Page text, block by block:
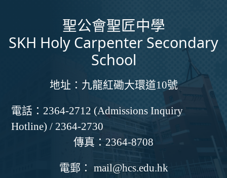
聖公會聖匠中學
SKH Holy Carpenter Secondary
School
地址： 九龍紅磡大環道10號
電話： 2364-2712 (Admissions Inquiry
Hotline) / 2364-2730
傳真： 2364-8708
電郵： mail@hcs.edu.hk